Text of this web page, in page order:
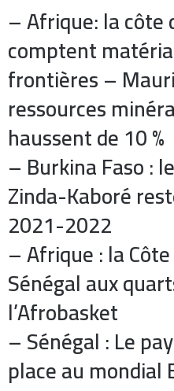
– Afrique: la côte
comptent
frontières –
ressources
haussent de 10 %
– Burkina Faso :
Zinda-Kaboré
2021-2022
– Afrique : la
Sénégal aux
l’Afrobasket
– Sénégal : Le
place au mondial